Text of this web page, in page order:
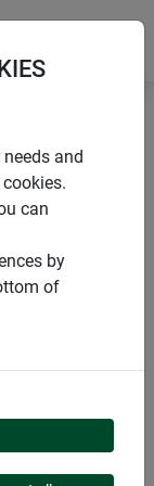
and
can
by
of